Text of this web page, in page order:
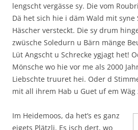
lengscht vergässe sy. Die vom
Dä het sich hie i däm Wald mit syne
Häscher versteckt. Die sy drum
zwüsche Soledurn u Bärn mänge
Lüt Angscht u Schrecke ygjagt het!
Mönsche wo hie vor me als 2000
Liebschte truuret hei. Oder d
mit all ihrem Hab u Guet uf em
Im Heidemoos, da het’s es ganz
eigets Plätzli. Es isch dert, wo